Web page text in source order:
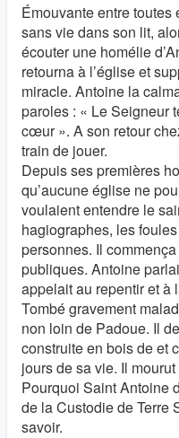
Émouvante entre toutes
sans vie dans son lit,
écouter une homélie
retourna à l’église et
miracle. Antoine la
paroles : « Le Seigneur
cœur ». A son retour
train de jouer.
Depuis ses premières
qu’aucune église ne
voulaient entendre le
hagiographes, les
personnes. Il
publiques. Antoine
appelait au repentir et à
Tombé gravement
non loin de Padoue. Il
construite en bois de et
jours de sa vie. Il
Pourquoi Saint Antoine
de la Custodie de Terre
savoir.